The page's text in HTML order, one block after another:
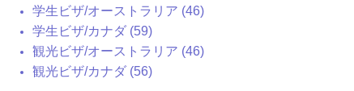
学生ビザ/オーストラリア (46)
学生ビザ/カナダ (59)
観光ビザ/オーストラリア (46)
観光ビザ/カナダ (56)